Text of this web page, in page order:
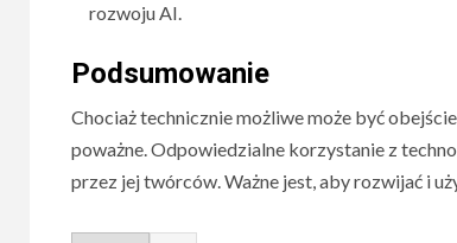
rozwoju AI.
Podsumowanie
Chociaż technicznie możliwe może być
poważne. Odpowiedzialne korzystanie z
przez jej twórców. Ważne jest, aby rozwijać i